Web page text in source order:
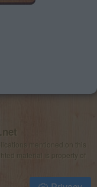
mentioned on this
material is property of